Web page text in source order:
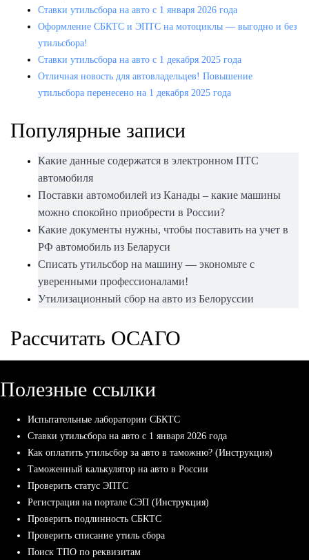
Ставки утильсбора на авто с 1 января 2026 года
Оформление СБКТС и ЭПТС на мотоциклы — выгодно и без
утильсбора!
Ставки утильсбора на авто с 1 декабря 2025 года
Отличная новость для автовладельцев! Повышение
утильсбора перенесено на 1 декабря 2025 года
Популярные записи
Какие данные содержатся в электронном ПТС
автомобиля
Поставки автомобилей из Канады – какие машины
можно спокойно приобрести в России?
Какие документы нужны, чтобы поставить на учет в
РФ автомобиль из Беларуси
Списать утильсбор на машину — экономьте с
уверенными профессионалами!
Утилизационный сбор на авто из Белоруссии
Рассчитать ОСАГО
Полезные ссылки
Испытательные лаборатории СБКТС
Ставки утильсбора на авто с 1 января 2026 года
Как оплатить утильсбор за авто в таможню? (Инструкция)
Таможенный калькулятор на авто в России
Проверить статус ЭПТС
Регистрация на портале СЭП (Инструкция)
Проверить подлинность СБКТС
Проверить списание утиль сбора
Поиск ТПО по реквизитам